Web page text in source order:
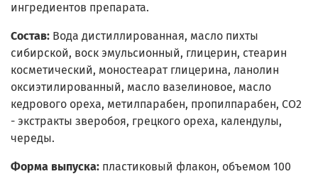
ингредиентов препарата.
Состав: Вода дистиллированная, масло пихты
сибирской, воск эмульсионный, глицерин, стеарин
косметический, моностеарат глицерина, ланолин
оксиэтилированный, масло вазелиновое, масло
кедрового ореха, метилпарабен, пропилпарабен, СО2
- экстракты зверобоя, грецкого ореха, календулы,
череды.
Форма выпуска: пластиковый флакон, объемом 100